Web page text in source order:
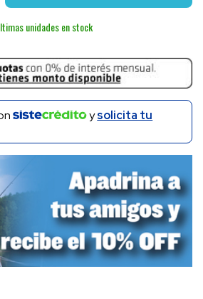
unidades en stock
ysolicita tu